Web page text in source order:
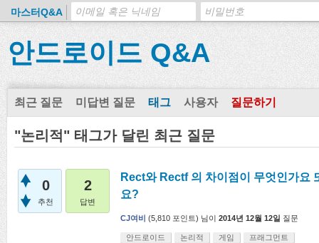
마스터Q&A
안드로이드 Q&A
최근 질문 미답변 질문 태그 사용자 질문하기
"논리적" 태그가 달린 최근 질문
0
추천
2
답변
Rect와 Rectf 의 차이점이 무엇인가요
요?
CJ여비 (5,810 포인트) 님이 2014년 12월 12일 질문
안드로이드 논리적 게임 프래그먼트